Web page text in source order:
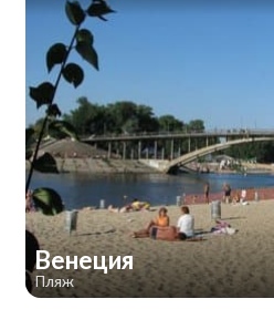
Венеция
Пляж